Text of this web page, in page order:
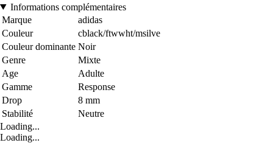
Informations complémentaires
Marque
adidas
Couleur
cblack/ftwwht/msilve
Couleur dominante Noir
Genre
Mixte
Age
Adulte
Gamme
Response
Drop
8 mm
Stabilité
Neutre
Loading...
Loading...